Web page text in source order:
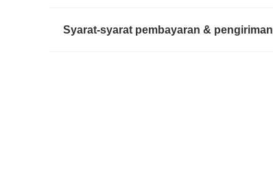
Syarat-syarat pembayaran & pengiriman